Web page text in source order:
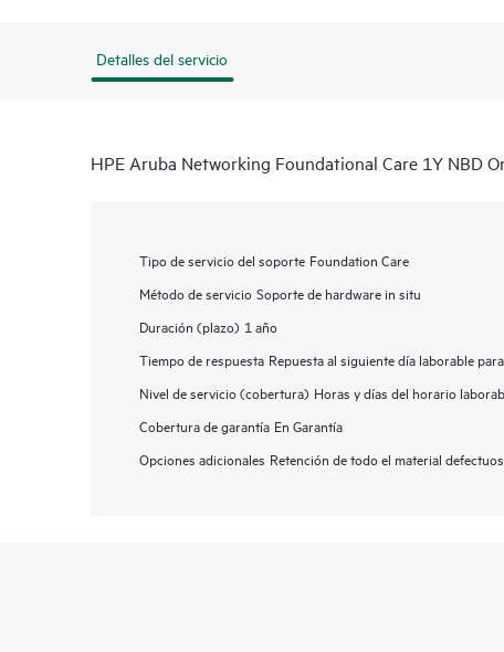
Detalles del servicio
HPE Aruba Networking Foundational Care 1Y NBD
Tipo de servicio del soporte Foundation Care
Método de servicio Soporte de hardware in situ
Duración (plazo) 1 año
Tiempo de respuesta Repuesta al siguiente día laborable
Nivel de servicio (cobertura) Horas y días del horario
Cobertura de garantía En Garantía
Opciones adicionales Retención de todo el material